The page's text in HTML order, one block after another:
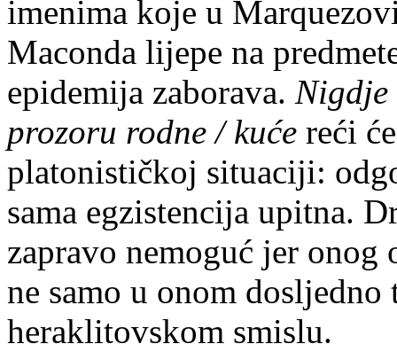
imenima koje u
Maconda lijepe na
epidemija zaborava. Nigdje
prozoru rodne / kuće reći
platonističkoj situaciji:
sama egzistencija upitna.
zapravo nemoguć jer
ne samo u onom
heraklitovskom smislu.